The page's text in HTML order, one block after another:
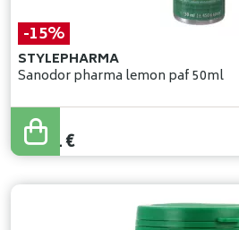
-15%
STYLEPHARMA
Sanodor pharma lemon paf 50ml
12,95
11,01€